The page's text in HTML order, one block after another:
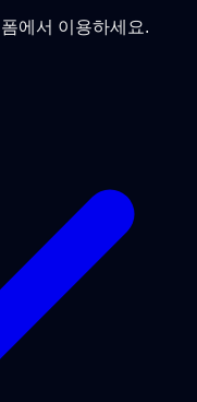
에서 이용하세요.